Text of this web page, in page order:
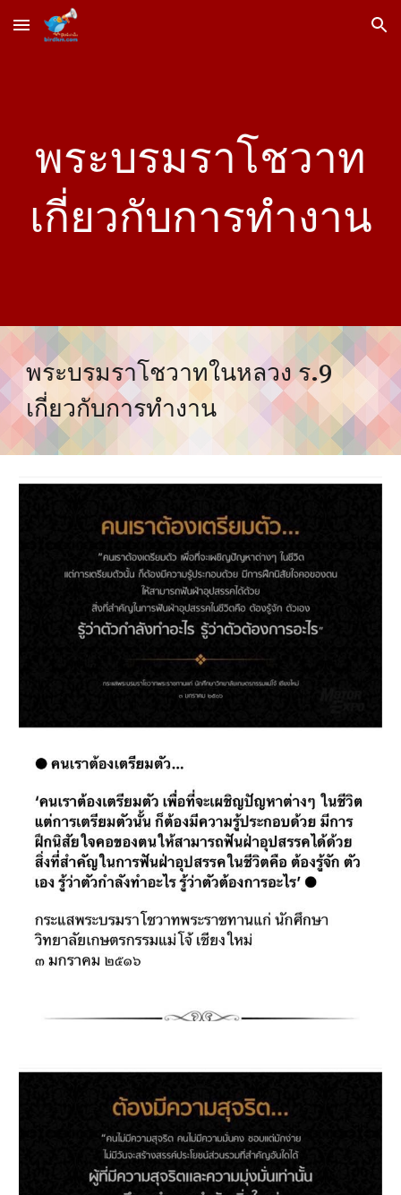
Skip to main content Skip to navigation
พระบรมราโชวาท
เกี่ยวกับการทำงาน
พระบรมราโชวาทในหลวง ร.9
เกี่ยวกับการทำงาน